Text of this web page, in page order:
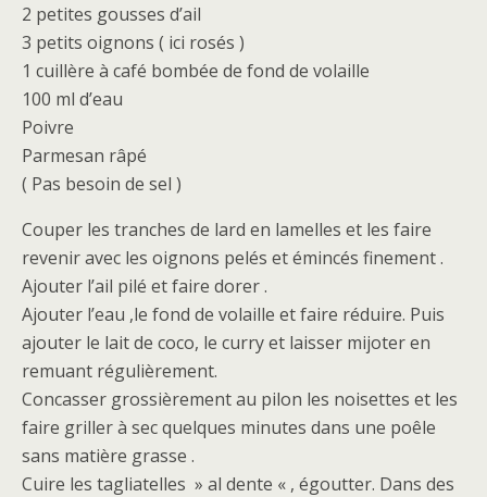
2 petites gousses d’ail
3 petits oignons ( ici rosés )
1 cuillère à café bombée de fond de volaille
100 ml d’eau
Poivre
Parmesan râpé
( Pas besoin de sel )
Couper les tranches de lard en lamelles et les faire
revenir avec les oignons pelés et émincés finement .
Ajouter l’ail pilé et faire dorer .
Ajouter l’eau ,le fond de volaille et faire réduire. Puis
ajouter le lait de coco, le curry et laisser mijoter en
remuant régulièrement.
Concasser grossièrement au pilon les noisettes et les
faire griller à sec quelques minutes dans une poêle
sans matière grasse .
Cuire les tagliatelles » al dente « , égoutter. Dans des